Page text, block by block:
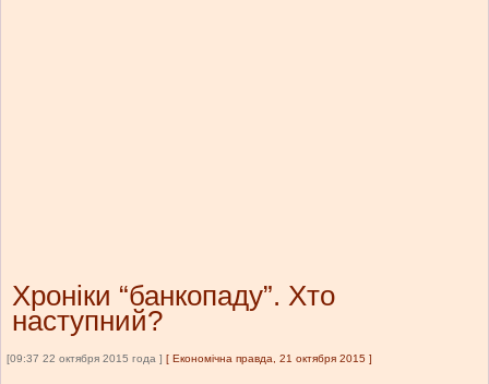
Хроніки “банкопаду”. Хто
наступний?
[09:37 22 октября 2015 года ] [ Економічна правда, 21 октября 2015 ]